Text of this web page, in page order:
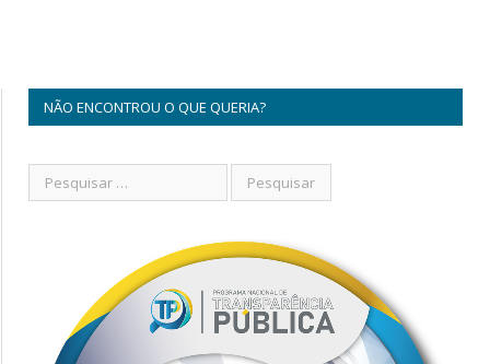
NÃO ENCONTROU O QUE QUERIA?